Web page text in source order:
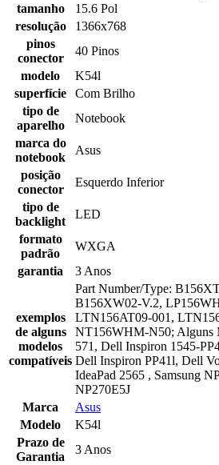
tamanho
15.6 Pol
resolução
1366x768
pinos
conector
40 Pinos
modelo
K54l
superfície
Com Brilho
tipo de
aparelho
Notebook
marca do
notebook
Asus
posição
conector
Esquerdo Inferior
tipo de
backlight
LED
formato
padrão
WXGA
garantia
3 Anos
exemplos
de alguns
modelos
compatíveis
Part Number/Type:
B156XW02-V.2,
LTN156AT09-001,
NT156WHM-N50; Alguns
571, Dell Inspiron 1545-
Dell Inspiron PP41l, Dell
IdeaPad 2565 , Samsung
NP270E5J
Marca
Asus
Modelo
K54l
Prazo de
Garantia
3 Anos